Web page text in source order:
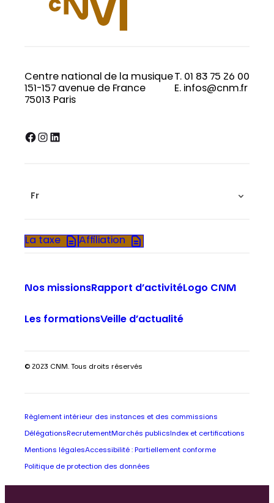
Centre national de la musique
151-157 avenue de France
75013 Paris
T. 01 83 75 26 00
E. infos@cnm.fr
Facebook InstagramLinkedIn
Fr
La taxe Affiliation
Nos missionsRapport d’activitéLogo CNM
Les formationsVeille d’actualité
© 2023 CNM. Tous droits réservés
Règlement intérieur des instances et des commissions
Délégations RecrutementMarchés publics Index et certifications
Mentions légalesAccessibilité : Partiellement conforme
Politique de protection des données